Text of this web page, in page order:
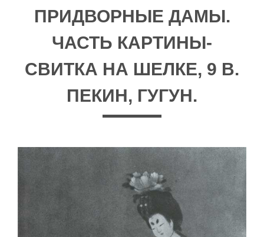
ПРИДВОРНЫЕ ДАМЫ.
ЧАСТЬ КАРТИНЫ-
СВИТКА НА ШЕЛКЕ, 9 В.
ПЕКИН, ГУГУН.